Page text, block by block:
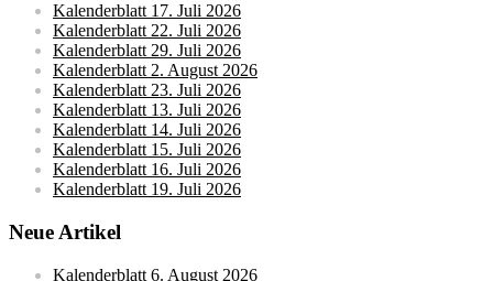
Kalenderblatt 17. Juli 2026
Kalenderblatt 22. Juli 2026
Kalenderblatt 29. Juli 2026
Kalenderblatt 2. August 2026
Kalenderblatt 23. Juli 2026
Kalenderblatt 13. Juli 2026
Kalenderblatt 14. Juli 2026
Kalenderblatt 15. Juli 2026
Kalenderblatt 16. Juli 2026
Kalenderblatt 19. Juli 2026
Neue Artikel
Kalenderblatt 6. August 2026